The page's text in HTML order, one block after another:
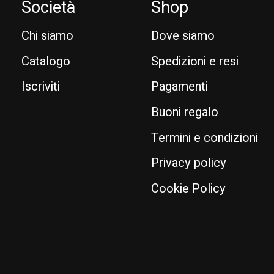
Società
Chi siamo
Catalogo
Iscriviti
Shop
Dove siamo
Spedizioni e resi
Pagamenti
Buoni regalo
Termini e condizioni
Privacy policy
Cookie Policy